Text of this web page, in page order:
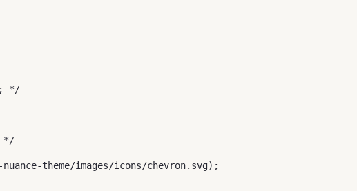
*/
*/
theme/images/icons/chevron.svg);